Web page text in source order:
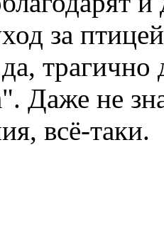
за
трагично
Даже не
всё-таки.